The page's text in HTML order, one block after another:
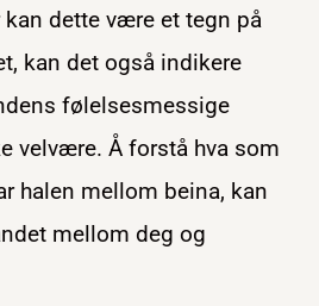
dette være et tegn på
kan det også indikere
følelsesmessige
velvære. Å forstå hva som
halen mellom beina, kan
mellom deg og